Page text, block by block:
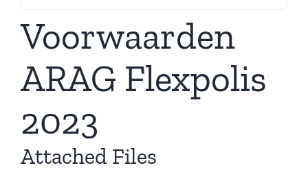
Voorwaarden
ARAG Flexpolis
2023
Attached Files